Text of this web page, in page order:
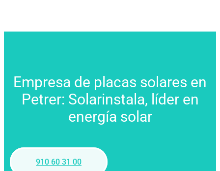
Empresa de placas solares en
Petrer: Solarinstala, líder en
energía solar
910 60 31 00